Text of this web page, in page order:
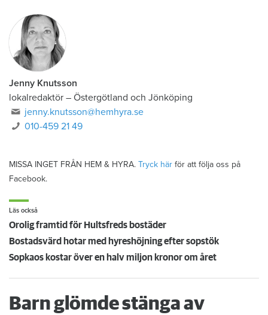
Jenny Knutsson
lokalredaktör – Östergötland och Jönköping
jenny.knutsson@hemhyra.se
010-459 21 49
MISSA INGET FRÅN HEM & HYRA. Tryck här för att följa oss på
Facebook.
Läs också
Orolig framtid för Hultsfreds bostäder
Bostadsvärd hotar med hyreshöjning efter sopstök
Sopkaos kostar över en halv miljon kronor om året
Barn glömde stänga av